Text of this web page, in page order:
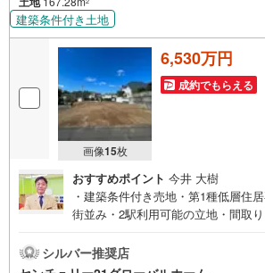
建築条件付き土地
画像15枚
6,530万円
成約でもらえる
おすすめポイント 今井 大樹
・建築条件付き売地・第1種低層住
街並み・2駅利用可能の立地・間取
き開放感良好▼センチュリー21グロ
会社です▼・ 地域密着、横浜市神奈
シルバー推奨店